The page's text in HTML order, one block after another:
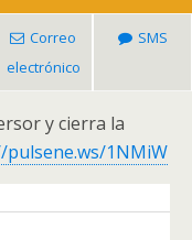
Correo
electrónico
SMS
y cierra la
1NMiW